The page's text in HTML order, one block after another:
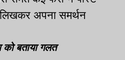
अपना समर्थन
बताया गलत